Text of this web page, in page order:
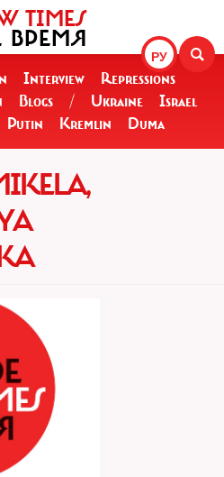
РУ
TIMES
ВРЕМЯ
Interview
Repressions
Blogs / Ukraine
Israel
Putin Kremlin Duma